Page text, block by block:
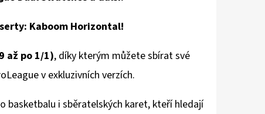
Kaboom Horizontal!
až po 1/1), díky kterým můžete sbírat své
v exkluzivních verzích.
basketbalu i sběratelských karet, kteří hledají